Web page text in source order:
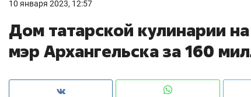
10 января 2023, 12:57
Дом татарской кулинарии
мэр Архангельска за 160